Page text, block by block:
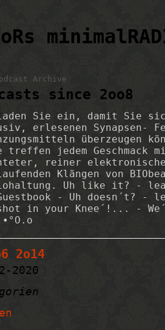
Archive
since 2oo8
Sie ein, damit Sie
erlesenen Synapsen-
überzeugen
treffen jedem Geschmack
reiner
Klängen von
Uh like it? -
- Uh doesn´t? -
in your Knee´!... -
2o14
2020